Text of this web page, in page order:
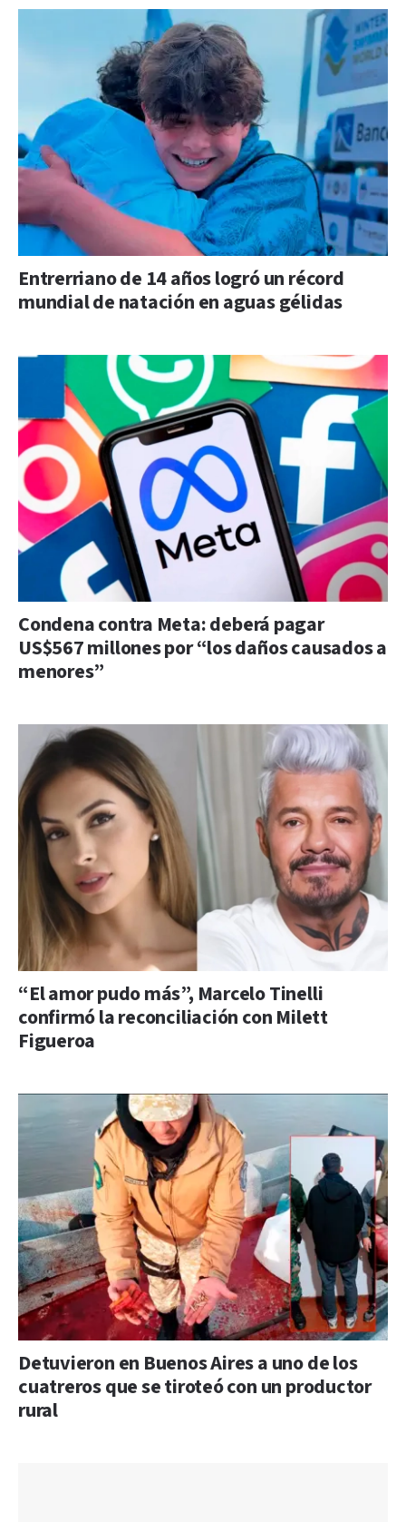
Entrerriano de 14 años logró un récord
mundial de natación en aguas gélidas
Condena contra Meta: deberá pagar
US$567 millones por “los daños causados a
menores”
“El amor pudo más”, Marcelo Tinelli
confirmó la reconciliación con Milett
Figueroa
Detuvieron en Buenos Aires a uno de los
cuatreros que se tiroteó con un productor
rural